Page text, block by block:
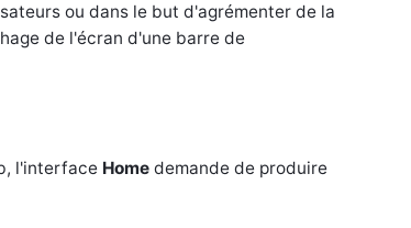
ou dans le but d'agrémenter de la
de l'écran d'une barre de
l'interface Home demande de produire